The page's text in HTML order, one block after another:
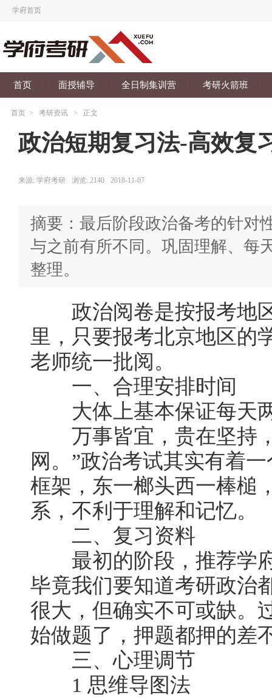
学府首页
首页 面授辅导 全日制集训营 考研火箭班
首页 > 考研资讯 > 正文
政治短期复习法-高效复
来源: 学府考研 浏览: 2140 2018-11-07
摘要：最后阶段政治备考的针对
与之前有所不同。巩固理解、每
整理。
政治阅卷是按报考地
里，只要报考北京地区的
老师统一批阅。
一、合理安排时间
大体上基本保证每天
万事皆宜，贵在坚持，
网。”政治考试其实有着
框架，东一榔头西一棒槌
系，不利于理解和记忆。
二、复习资料
最初的阶段，推荐学府
毕竟我们要知道考研政治
很大，但确实不可或缺。
始做题了，押题都押的差
三、心理调节
1 思维导图法